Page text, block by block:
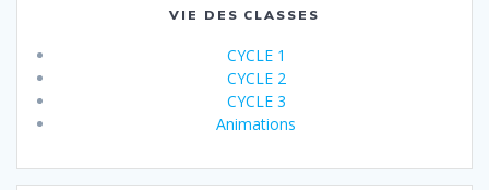
VIE DES CLASSES
CYCLE 1
CYCLE 2
CYCLE 3
Animations